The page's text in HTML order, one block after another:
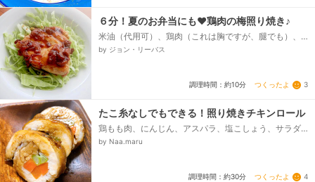
６分！夏のお弁当にも❤鶏肉の梅照り焼き♪
米油（代用可）、鶏肉（これは胸ですが、腿でも）、
☆キャベツ（代用可）、●梅肉、◎醤油、本みりん、◎
by ジョン・リーバス
調理時間：約10分 つくったよ 3
たこ糸なしでもできる！照り焼きチキンロール
鶏もも肉、にんじん、アスパラ、塩こしょう、サラダ
油、●酒、●砂糖、●醤油、●みりん
by Naa.maru
調理時間：約30分 つくったよ 4